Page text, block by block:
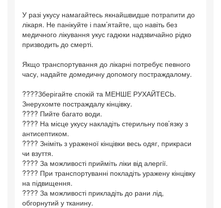
У разі укусу намагайтесь якнайшвидше потрапити до
лікаря. Не панікуйте і пам’ятайте, що навіть без
медичного лікування укус гадюки надзвичайно рідко
призводить до смерті.
Якщо транспортування до лікарні потребує певного
часу, надайте домедичну допомогу постраждалому.
????Зберігайте спокій та МЕНШЕ РУХАЙТЕСЬ.
Знерухомте постраждалу кінцівку.
???? Пийте багато води.
???? На місце укусу накладіть стерильну пов’язку з
антисептиком.
???? Зніміть з ураженої кінцівки весь одяг, прикраси
чи взуття.
???? За можливості прийміть ліки від алергії.
???? При транспортуванні покладіть уражену кінцівку
на підвищення.
???? За можливості прикладіть до рани лід,
обгорнутий у тканину.